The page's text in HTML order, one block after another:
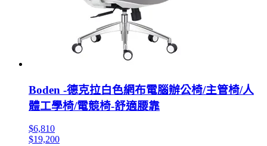
Boden -德克拉白色網布電腦辦公椅/主管椅/人
體工學椅/電競椅-舒適腰靠
$6,810
$19,200